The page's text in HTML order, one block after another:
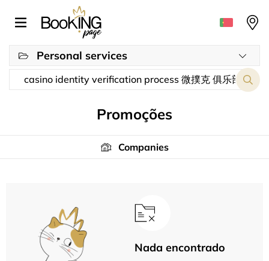
Personal services
Promoções
Companies
Nada encontrado